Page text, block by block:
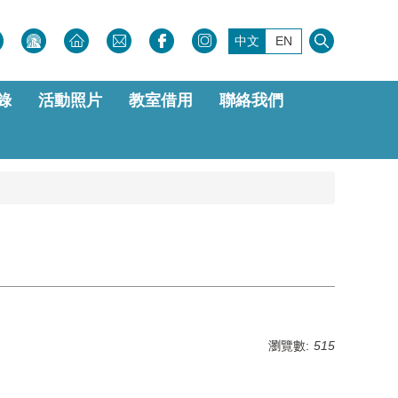
中文 EN
活動照片 教室借用 聯絡我們
瀏覽數: 515